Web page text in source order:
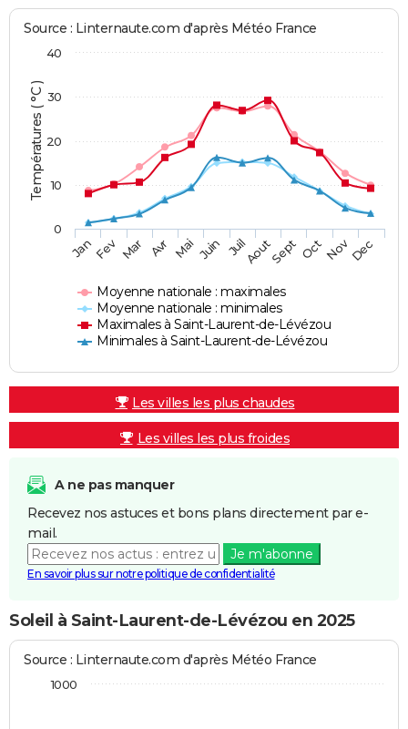
Températures ( °C )
Source : Linternaute.com d'après Météo France
Moyenne nationale : maximales
Moyenne nationale : minimales
Maximales à Saint-Laurent-de-Lévézou
Minimales à Saint-Laurent-de-Lévézou
JanFev Mar Avr Mai Juin JuilAoutSept OctNovDec
0
10
20
30
40
Les villes les plus chaudes
Les villes les plus froides
A ne pas manquer
Recevez nos astuces et bons plans directement par e-
mail.
Je m'abonne
En savoir plus sur notre politique de confidentialité
Soleil à Saint-Laurent-de-Lévézou en 2025
Source : Linternaute.com d'après Météo France
1000